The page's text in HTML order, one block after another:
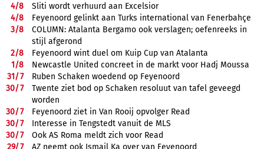
4/8
Sliti wordt verhuurd aan Excelsior
4/8
Feyenoord gelinkt aan Turks international van Fenerbahçe
3/8
COLUMN: Atalanta Bergamo ook verslagen; oefenreeks in
stijl afgerond
2/8
Feyenoord wint duel om Kuip Cup van Atalanta
1/8
Newcastle United concreet in de markt voor Hadj Moussa
31/7
Ruben Schaken woedend op Feyenoord
30/7
Twente ziet bod op Schaken resoluut van tafel geveegd
worden
30/7
Feyenoord ziet in Van Rooij opvolger Read
30/7
Interesse in Tengstedt vanuit de MLS
30/7
Ook AS Roma meldt zich voor Read
29/7
AZ neemt ook Ismail Ka over van Feyenoord